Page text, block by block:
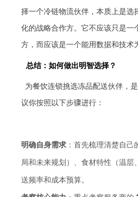
择一个冷链物流伙伴，本质上是选
化的战略合作方。它不应该只是一
方，而应该是一个能用数据和技术
总结：如何做出明智选择？
为餐饮连锁挑选冻品配送伙伴，
议你按照以下步骤进行：
明确自身需求 ：首先梳理清楚自
局和未来规划）、食材特性（温层
送频率和成本预算。